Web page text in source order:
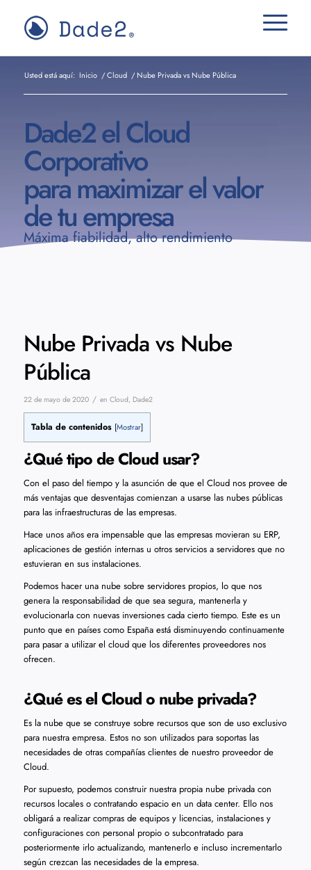
Usted está aquí: Inicio /Cloud /Nube Privada vs Nube Pública
Dade2 el Cloud
Corporativo
para maximizar el valor
de tu empresa
Máxima fiabilidad, alto rendimiento
Nube Privada vs Nube
Pública
22 de mayo de 2020 / en Cloud, Dade2
Tabla de contenidos [Mostrar]
¿Qué tipo de Cloud usar?
Con el paso del tiempo y la asunción de que el Cloud nos provee de
más ventajas que desventajas comienzan a usarse las nubes públicas
para las infraestructuras de las empresas.
Hace unos años era impensable que las empresas movieran su ERP,
aplicaciones de gestión internas u otros servicios a servidores que no
estuvieran en sus instalaciones.
Podemos hacer una nube sobre servidores propios, lo que nos
genera la responsabilidad de que sea segura, mantenerla y
evolucionarla con nuevas inversiones cada cierto tiempo. Este es un
punto que en países como España está disminuyendo continuamente
para pasar a utilizar el cloud que los diferentes proveedores nos
ofrecen.
¿Qué es el Cloud o nube privada?
Es la nube que se construye sobre recursos que son de uso exclusivo
para nuestra empresa. Estos no son utilizados para soportas las
necesidades de otras compañías clientes de nuestro proveedor de
Cloud.
Por supuesto, podemos construir nuestra propia nube privada con
recursos locales o contratando espacio en un data center. Ello nos
obligará a realizar compras de equipos y licencias, instalaciones y
configuraciones con personal propio o subcontratado para
posteriormente irlo actualizando, mantenerlo e incluso incrementarlo
según crezcan las necesidades de la empresa.